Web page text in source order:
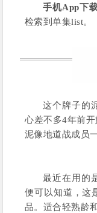
手机App下
检索到单集list。
这个牌子的
心差不多4年前
泥像地道战成员
最近在用的
便可以知道，这
品。适合轻熟龄